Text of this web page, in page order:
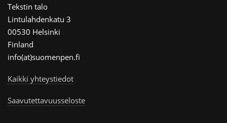
Tekstin talo
Lintulahdenkatu 3
00530 Helsinki
Finland
info(at)suomenpen.fi
Kaikki yhteystiedot
Saavutettavuusseloste